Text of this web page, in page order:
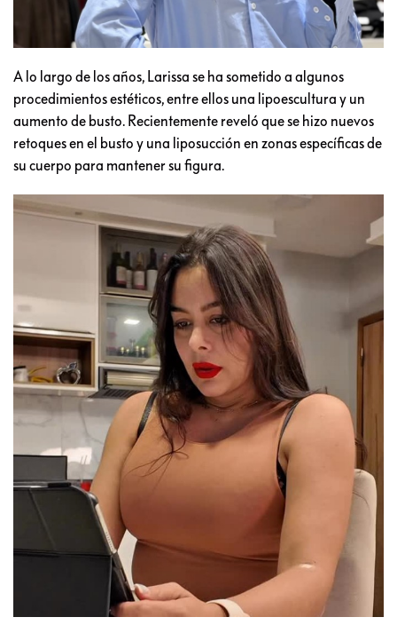
A lo largo de los años, Larissa se ha sometido a algunos
procedimientos estéticos, entre ellos una lipoescultura y un
aumento de busto. Recientemente reveló que se hizo nuevos
retoques en el busto y una liposucción en zonas específicas de
su cuerpo para mantener su figura.